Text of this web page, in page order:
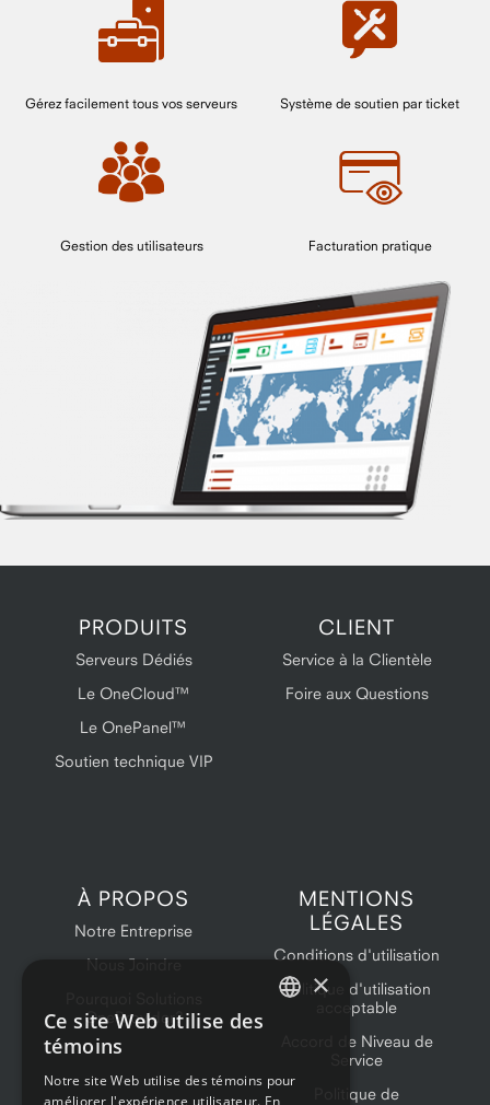
Gérez facilement tous vos serveurs Système de soutien par ticket
Gestion des utilisateurs Facturation pratique
PRODUITS
Serveurs Dédiés
Le OneCloud™
Le OnePanel™
Soutien technique VIP
CLIENT
Service à la Clientèle
Foire aux Questions
À PROPOS
Notre Entreprise
Nous Joindre
OneProvider?
MENTIONS
LÉGALES
Conditions d'utilisation
Politique d'utilisation
acceptable
Accord de Niveau de
Service
Politique de
×
Ce site Web utilise des
témoins
Notre site Web utilise des témoins pour
améliorer l'expérience utilisateur. En